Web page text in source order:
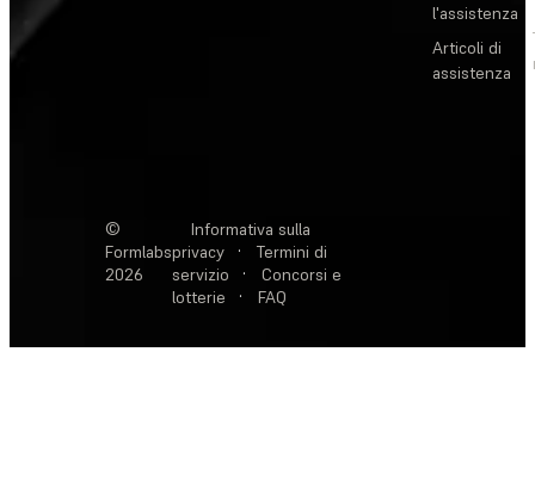
l'assistenza
Articoli di
assistenza
©
Formlabs
2026
Informativa sulla
privacy
·
Termini di
servizio
·
Concorsi e
lotterie
· FAQ